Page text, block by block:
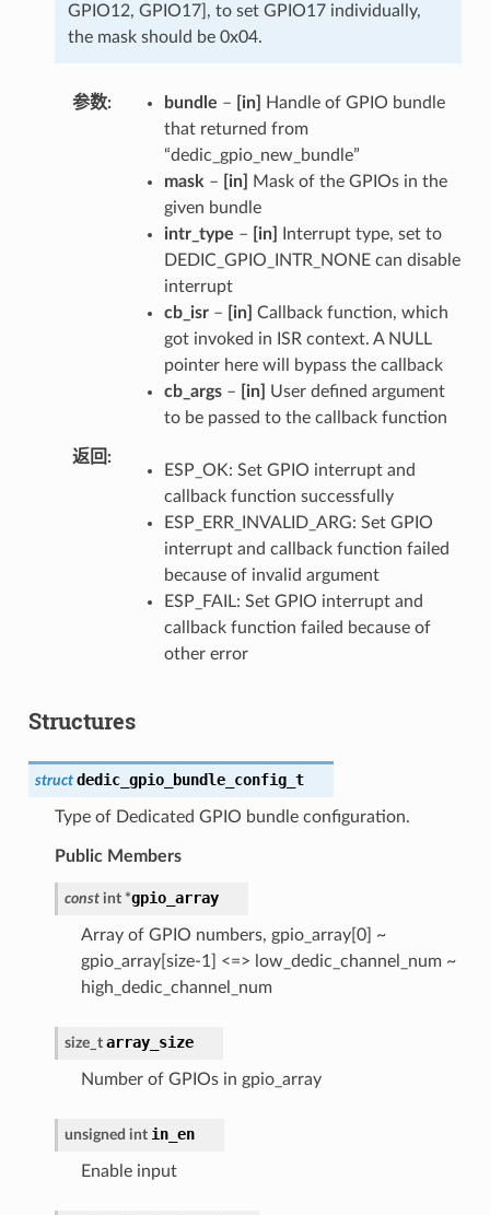
GPIO12, GPIO17], to set GPIO17 individually,
the mask should be 0x04.
参数 bundle – [in]
Handle of GPIO bundle
that returned from
“dedic_gpio_new_bundle”
mask – [in]
Mask of the GPIOs in the
given bundle
intr_type – [in]
Interrupt type, set to
DEDIC_GPIO_INTR_NONE can disable
interrupt
cb_isr– [in] Callback function, which
got invoked in ISR context. A NULL
pointer here will bypass the callback
cb_args– [in]
User defined argument
to be passed to the callback function
返回
ESP_OK: Set GPIO interrupt and
callback function successfully
ESP_ERR_INVALID_ARG: Set GPIO
interrupt and callback function failed
because of invalid argument
ESP_FAIL: Set GPIO interrupt and
callback function failed because of
other error
Structures
struct dedic_gpio_bundle_config_t
Type of Dedicated GPIO bundle configuration.
Public Members
const int *gpio_array
Array of GPIO numbers, gpio_array[0] ~
gpio_array[size-1] <=> low_dedic_channel_num ~
high_dedic_channel_num
size_t array_size
Number of GPIOs in gpio_array
unsigned int in_en
Enable input